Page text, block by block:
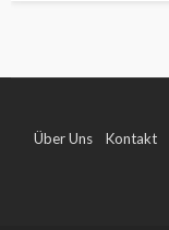
Über Uns Kontakt